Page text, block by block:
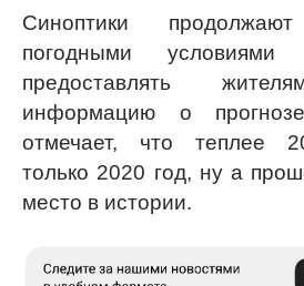
Синоптики
погодными
предоставлять
информацию о
отмечает, что теплее
только 2020 год, ну а
место в истории.